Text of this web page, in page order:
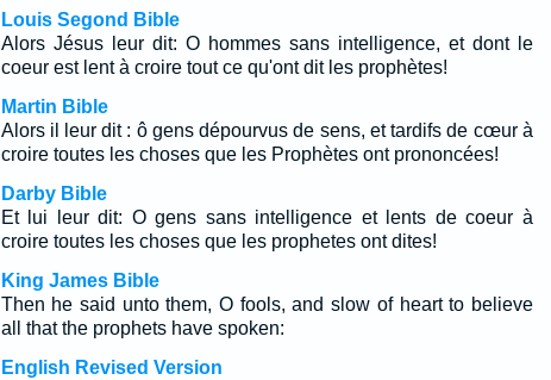
Louis Segond Bible
Alors Jésus leur dit: O hommes sans intelligence, et dont le
coeur est lent à croire tout ce qu'ont dit les prophètes!
Martin Bible
Alors il leur dit : ô gens dépourvus de sens, et tardifs de cœur à
croire toutes les choses que les Prophètes ont prononcées!
Darby Bible
Et lui leur dit: O gens sans intelligence et lents de coeur à
croire toutes les choses que les prophetes ont dites!
King James Bible
Then he said unto them, O fools, and slow of heart to believe
all that the prophets have spoken:
English Revised Version